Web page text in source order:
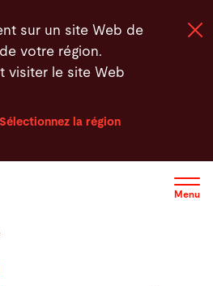
sur un site Web de
votre région.
visiter le site Web
Sélectionnez la région
Menu